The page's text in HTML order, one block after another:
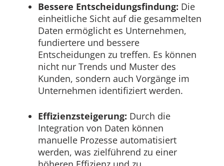
Bessere Entscheidungsfindung: Die
einheitliche Sicht auf die gesammelten
Daten ermöglicht es Unternehmen,
fundiertere und bessere
Entscheidungen zu treffen. Es können
nicht nur Trends und Muster des
Kunden, sondern auch Vorgänge im
Unternehmen identifiziert werden.
Effizienzsteigerung: Durch die
Integration von Daten können
manuelle Prozesse automatisiert
werden, was zielführend zu einer